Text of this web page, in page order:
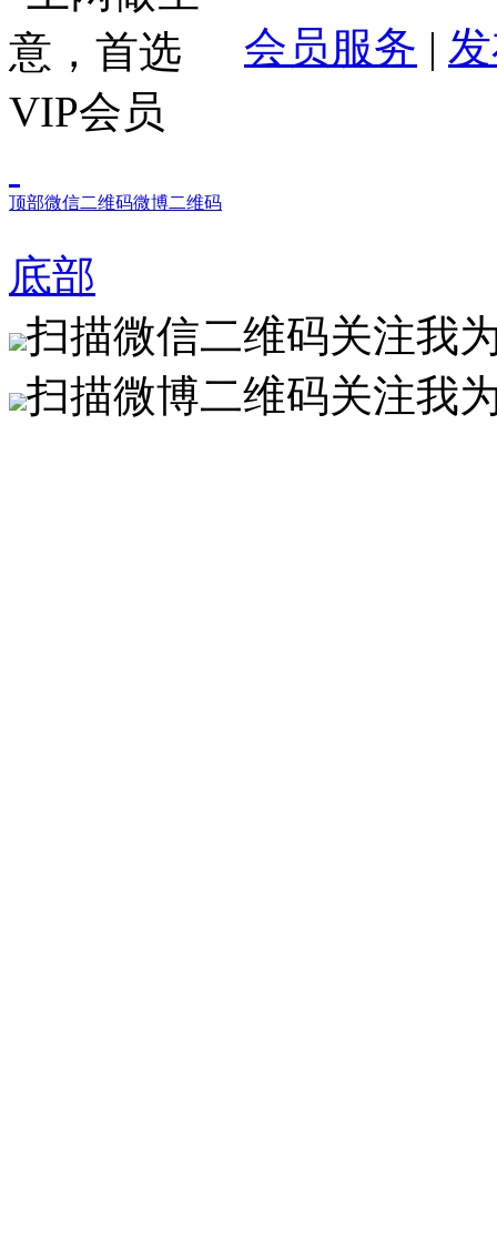
会员服务 |
顶部微信二维码微博二维码
底部
扫描微信二维码关注我
扫描微博二维码关注我